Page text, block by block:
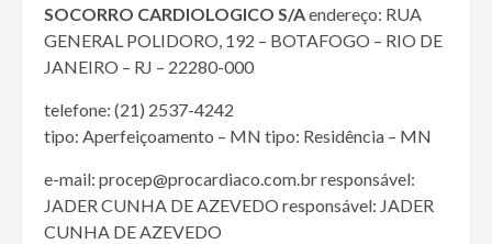
SOCORRO CARDIOLOGICO S/Aendereço: RUA
GENERAL POLIDORO, 192 – BOTAFOGO – RIO DE
JANEIRO – RJ – 22280-000
telefone: (21) 2537-4242
tipo: Aperfeiçoamento – MN tipo: Residência – MN
e-mail: procep@procardiaco.com.br responsável:
JADER CUNHA DE AZEVEDO responsável: JADER
CUNHA DE AZEVEDO